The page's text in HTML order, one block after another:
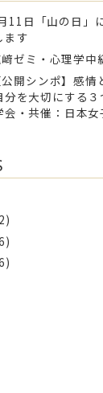
11日「山の日」
ます
ゼミ・心理学中
公開シンポ】感
分を大切にする
・共催：日本女